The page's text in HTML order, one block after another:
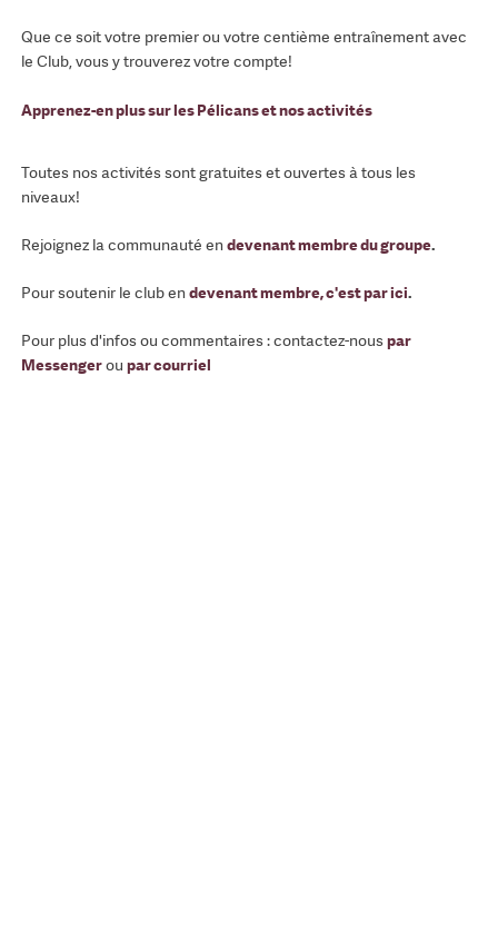
Que ce soit votre premier ou votre centième entraînement avec
le Club, vous y trouverez votre compte!
Apprenez-en plus sur les Pélicans et nos activités
Toutes nos activités sont gratuites et ouvertes à tous les
niveaux!
Rejoignez la communauté endevenant membre du groupe.
Pour soutenir le club endevenant membre, c'est par ici.
Pour plus d'infos ou commentaires : contactez-nouspar
Messengerou par courriel